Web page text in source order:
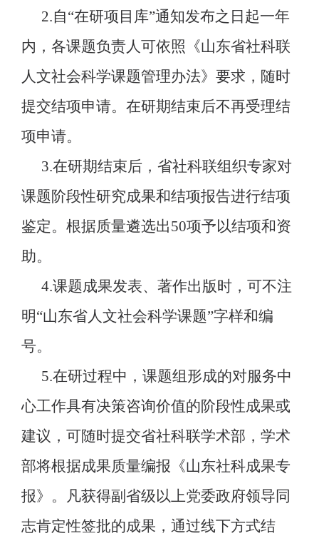
2.自“在研项目库”通知发布之日起一年
内，各课题负责人可依照《山东省社科联
人文社会科学课题管理办法》要求，随时
提交结项申请。在研期结束后不再受理结
项申请。
3.在研期结束后，省社科联组织专家对
课题阶段性研究成果和结项报告进行结项
鉴定。根据质量遴选出50项予以结项和资
助。
4.课题成果发表、著作出版时，可不注
明“山东省人文社会科学课题”字样和编
号。
5.在研过程中，课题组形成的对服务中
心工作具有决策咨询价值的阶段性成果或
建议，可随时提交省社科联学术部，学术
部将根据成果质量编报《山东社科成果专
报》。凡获得副省级以上党委政府领导同
志肯定性签批的成果，通过线下方式结